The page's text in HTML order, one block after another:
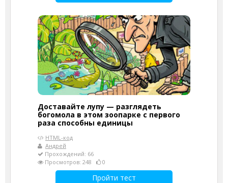
Доставайте лупу — разглядеть
богомола в этом зоопарке с первого
раза способны единицы
HTML-код
Андрей
Прохождений: 66
Просмотров: 248
0
Пройти тест